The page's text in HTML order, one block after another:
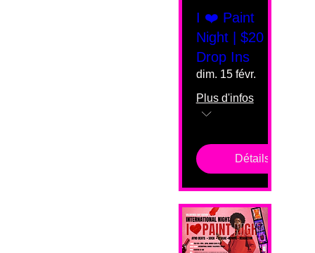
I ❤️ Paint
Night | $20
Drop Ins
dim. 15 févr.
Plus d'infos
Détails